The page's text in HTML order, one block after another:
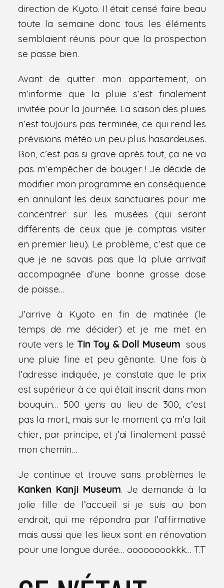
direction de Kyoto. Il était censé faire beau
toute la semaine donc tous les éléments
semblaient réunis pour que la prospection
se passe bien.
Avant de quitter mon appartement, on
m’informe que la pluie s’est finalement
invitée pour la journée. La saison des pluies
n’est toujours pas terminée, ce qui rend les
prévisions météo un peu plus hasardeuses.
Bon, c’est pas si grave après tout, ça ne va
pas m’empêcher de bouger ! Je décide de
modifier mon programme en conséquence
en annulant les deux sanctuaires pour me
concentrer sur les musées (qui seront
différents de ceux que je comptais visiter
en premier lieu). Le problème, c’est que ce
que je ne savais pas que la pluie arrivait
accompagnée d’une bonne grosse dose
de poisse…
J’arrive à Kyoto en fin de matinée (le
temps de me décider) et je me met en
route vers le Tin Toy & Doll Museum sous
une pluie fine et peu gênante. Une fois à
l’adresse indiquée, je constate que le prix
est supérieur à ce qui était inscrit dans mon
bouquin… 500 yens au lieu de 300, c’est
pas la mort, mais sur le moment ça m’a fait
chier, par principe, et j’ai finalement passé
mon chemin…
Je continue et trouve sans problèmes le
Kanken Kanji Museum. Je demande à la
jolie fille de l’accueil si je suis au bon
endroit, qui me répondra par l’affirmative
mais aussi que les lieux sont en rénovation
pour une longue durée… ooooooookkk… T.T